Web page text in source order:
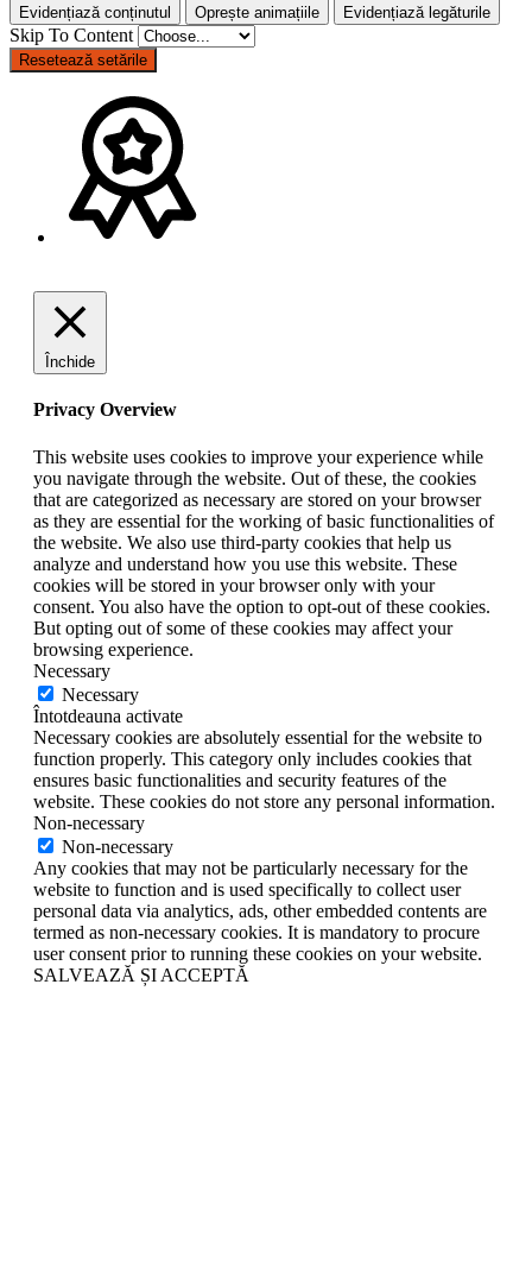
Evidențiază conținutul Oprește animațiile Evidențiază legăturile
Skip To Content
Resetează setările
Închide
Privacy Overview
This website uses cookies to improve your experience while
you navigate through the website. Out of these, the cookies
that are categorized as necessary are stored on your browser
as they are essential for the working of basic functionalities of
the website. We also use third-party cookies that help us
analyze and understand how you use this website. These
cookies will be stored in your browser only with your
consent. You also have the option to opt-out of these cookies.
But opting out of some of these cookies may affect your
browsing experience.
Necessary
Necessary
Întotdeauna activate
Necessary cookies are absolutely essential for the website to
function properly. This category only includes cookies that
ensures basic functionalities and security features of the
website. These cookies do not store any personal information.
Non-necessary
Non-necessary
Any cookies that may not be particularly necessary for the
website to function and is used specifically to collect user
personal data via analytics, ads, other embedded contents are
termed as non-necessary cookies. It is mandatory to procure
user consent prior to running these cookies on your website.
SALVEAZĂ ȘI ACCEPTĂ